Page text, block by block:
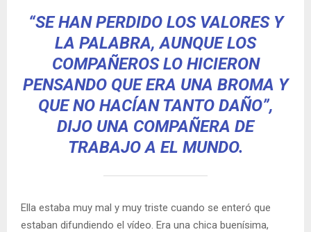
“SE HAN PERDIDO LOS VALORES Y
LA PALABRA, AUNQUE LOS
COMPAÑEROS LO HICIERON
PENSANDO QUE ERA UNA BROMA Y
QUE NO HACÍAN TANTO DAÑO”,
DIJO UNA COMPAÑERA DE
TRABAJO A EL MUNDO.
Ella estaba muy mal y muy triste cuando se enteró que
estaban difundiendo el vídeo. Era una chica buenísima,